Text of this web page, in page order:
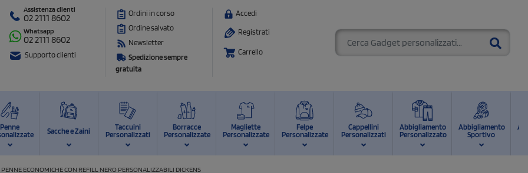
Assistenza clienti
02 2111 8602
Whatsapp
02 2111 8602
Supporto clienti
Ordini in corso
Ordine salvato
Newsletter
Spedizione sempre
gratuita
Accedi
Registrati
Carrello
Penne
Sacche e Zaini
Taccuini
Personalizzati
Borracce
Personalizzate
Magliette
Personalizzate
Felpe
Personalizzate
Cappellini
Personalizzati
Abbigliamento
Personalizzato
Abbigliamento
Sportivo
PENNE ECONOMICHE CON REFILL NERO PERSONALIZZABILI DICKENS